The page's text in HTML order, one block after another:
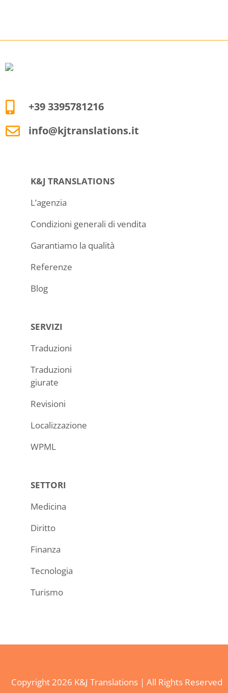
+39 3395781216
info@kjtranslations.it
K&J TRANSLATIONS
L’agenzia
Condizioni generali di vendita
Garantiamo la qualità
Referenze
Blog
SERVIZI
Traduzioni
Traduzioni
giurate
Revisioni
Localizzazione
WPML
SETTORI
Medicina
Diritto
Finanza
Tecnologia
Turismo
Copyright 2026 K&J Translations | All Rights Reserved